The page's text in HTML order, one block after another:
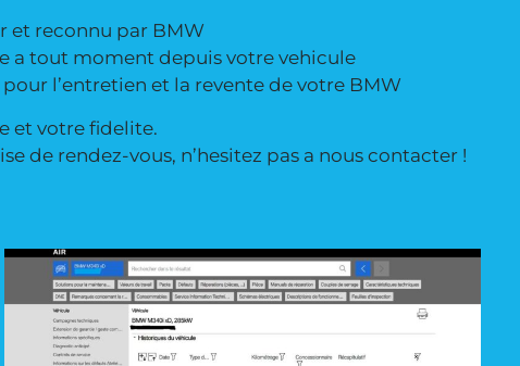
et reconnu par BMW
a tout moment depuis votre vehicule
pour l’entretien et la revente de votre BMW
et votre fidelite.
de rendez-vous, n’hesitez pas a nous contacter !